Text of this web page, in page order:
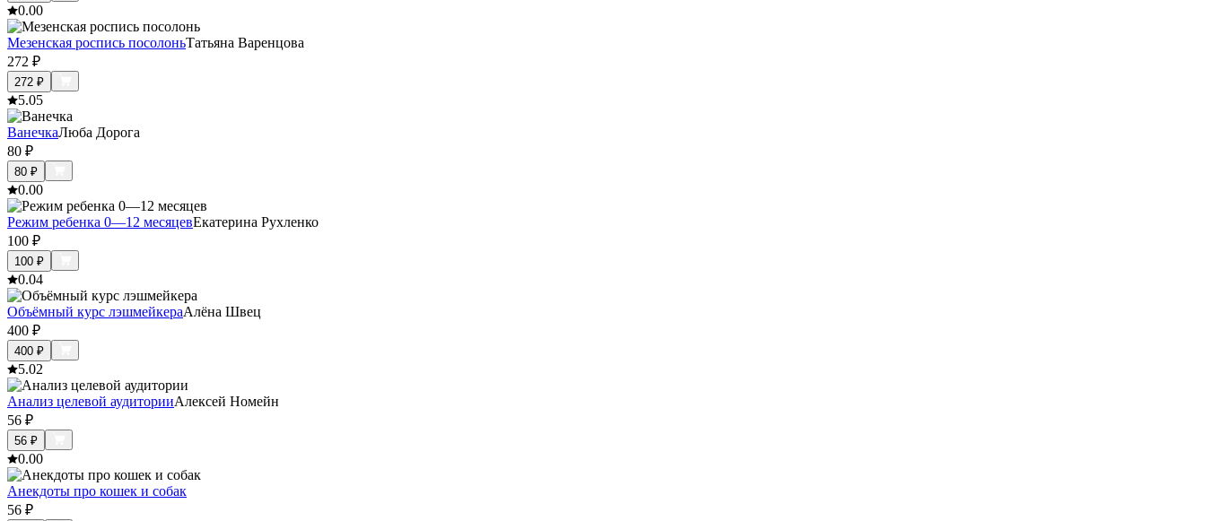
0.00
Мезенская роспись посолоньТатьяна Варенцова
272 ₽
272 ₽
5.05
ВанечкаЛюба Дорога
80 ₽
80 ₽
0.00
Режим ребенка 0—12 месяцевЕкатерина Рухленко
100 ₽
100 ₽
0.04
Объёмный курс лэшмейкераАлёна Швец
400 ₽
400 ₽
5.02
Анализ целевой аудиторииАлексей Номейн
56 ₽
56 ₽
0.00
Анекдоты про кошек и собак
56 ₽